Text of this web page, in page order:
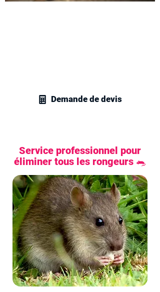
Demande de devis
Service professionnel pour
éliminer tous les rongeurs 🐀